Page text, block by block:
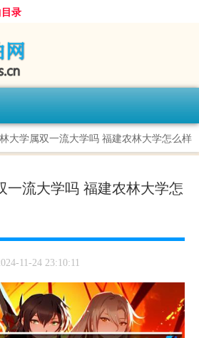
录
大学属双一流大学吗 福建农林大学怎么样
一流大学吗 福建农林大学怎
11-24 23:10:11